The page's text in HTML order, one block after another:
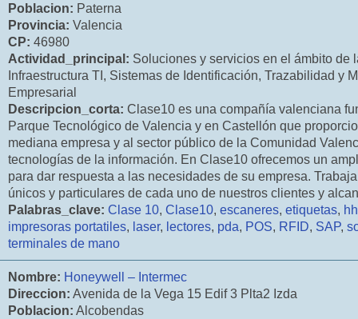
Poblacion: Paterna
Provincia: Valencia
CP: 46980
Actividad_principal: Soluciones y servicios en el ámbito de
Infraestructura TI, Sistemas de Identificación, Trazabilidad y
Empresarial
Descripcion_corta: Clase10 es una compañía valenciana
Parque Tecnológico de Valencia y en Castellón que
mediana empresa y al sector público de la Comunidad
tecnologías de la información. En Clase10 ofrecemos un
para dar respuesta a las necesidades de su empresa.
únicos y particulares de cada uno de nuestros clientes y
Palabras_clave: Clase 10, Clase10, escaneres, etiquetas,
impresoras portatiles, laser, lectores, pda, POS, RFID, SAP,
terminales de mano
Nombre: Honeywell – Intermec
Direccion: Avenida de la Vega 15 Edif 3 Plta2 Izda
Poblacion: Alcobendas